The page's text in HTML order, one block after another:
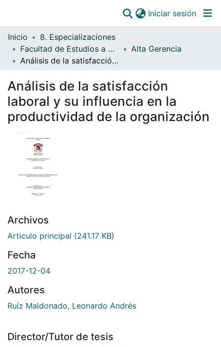
Todo DSpace
Estadísticas
Catálogo
OJS
Paz y salvos
Iniciar sesión
Inicio
8. Especializaciones
Facultad de Estudios a Distancia
Alta Gerencia
Análisis de la satisfacción laboral y su influencia en la productividad de la organización
Análisis de la satisfacción
laboral y su influencia en la
productividad de la organización
Archivos
Articulo principal (241.17 KB)
Fecha
2017-12-04
Autores
Ruíz Maldonado, Leonardo Andrés
Director/Tutor de tesis